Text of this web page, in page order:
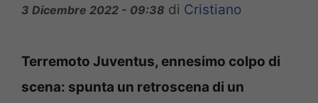
3 Dicembre 2022 - 09:38 di Cristiano
Terremoto Juventus, ennesimo colpo di
scena: spunta un retroscena di un